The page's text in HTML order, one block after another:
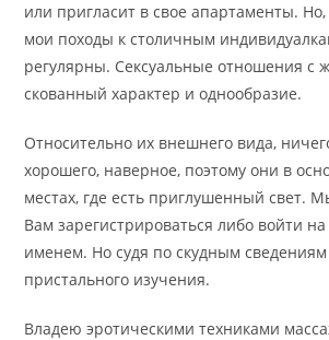
или пригласит в свое апартаменты.
мои походы к столичным
регулярны. Сексуальные отношения с
скованный характер и однообразие.
Относительно их внешнего вида,
хорошего, наверное, поэтому они в
местах, где есть приглушенный свет.
Вам зарегистрироваться либо войти
именем. Но судя по скудным сведениям
пристального изучения.
Владею эротическими техниками